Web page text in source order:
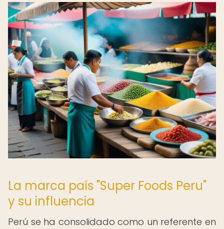
La marca país "Super Foods Peru"
y su influencia
Perú se ha consolidado como un referente en